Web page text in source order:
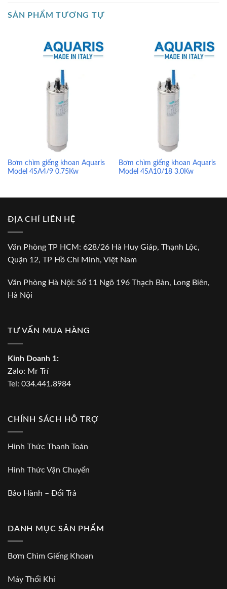
SẢN PHẨM TƯƠNG TỰ
Bơm chìm giếng khoan Aquaris
Model 4SA4/9 0.75Kw
Bơm chìm giếng khoan Aquaris
Model 4SA10/18 3.0Kw
ĐỊA CHỈ LIÊN HỆ
Văn Phòng TP HCM: 628/26 Hà Huy Giáp, Thạnh Lộc,
Quận 12, TP Hồ Chí Minh, Việt Nam
Văn Phòng Hà Nội: Số 11 Ngõ 196 Thạch Bàn, Long Biên,
Hà Nội
TƯ VẤN MUA HÀNG
Kinh Doanh 1:
Zalo: Mr Trí
Tel: 034.441.8984
CHÍNH SÁCH HỖ TRỢ
Hình Thức Thanh Toán
Hình Thức Vận Chuyển
Bảo Hành – Đổi Trả
DANH MỤC SẢN PHẨM
Bơm Chìm Giếng Khoan
Máy Thổi Khí